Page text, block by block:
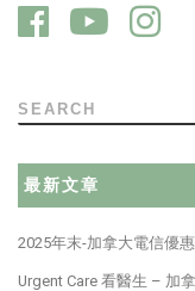
SEARCH
最新文章
2025年末-加拿大電信優惠
Urgent Care 看醫生 – 加